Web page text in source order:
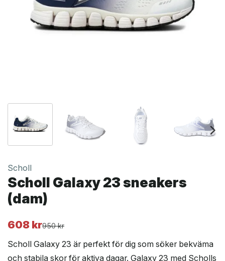
Scholl
Scholl Galaxy 23 sneakers
(dam)
950kr
Det
priset
608 kr
Det
priset
Scholl Galaxy 23 är perfekt för dig som söker bekväma
och stabila skor för aktiva dagar. Galaxy 23 med Scholls